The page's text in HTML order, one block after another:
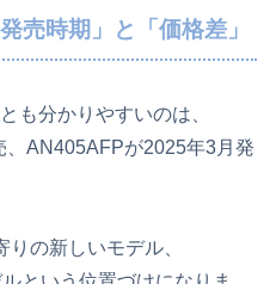
売時期」と「価格差」
も分かりやすいのは、
AN405AFPが2025年3月発
の新しいモデル、